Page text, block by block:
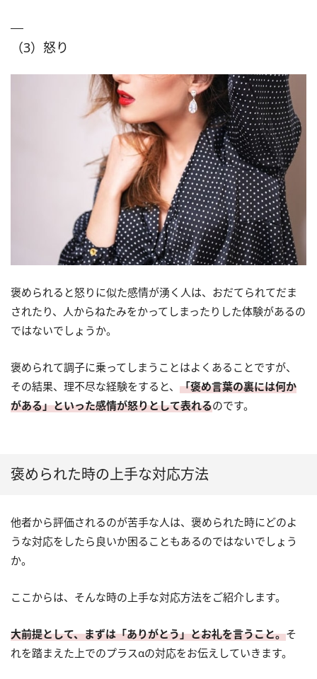
（3）怒り
褒められると怒りに似た感情が湧く人は、おだてられてだま
されたり、人からねたみをかってしまったりした体験があるの
ではないでしょうか。
褒められて調子に乗ってしまうことはよくあることですが、
その結果、理不尽な経験をすると、 「褒め言葉の裏には何か
がある」といった感情が怒りとして表れるのです。
褒められた時の上手な対応方法
他者から評価されるのが苦手な人は、褒められた時にどのよ
うな対応をしたら良いか困ることもあるのではないでしょう
か。
ここからは、そんな時の上手な対応方法をご紹介します。
大前提として、まずは「ありがとう」とお礼を言うこと。そ
れを踏まえた上でのプラスαの対応をお伝えしていきます。